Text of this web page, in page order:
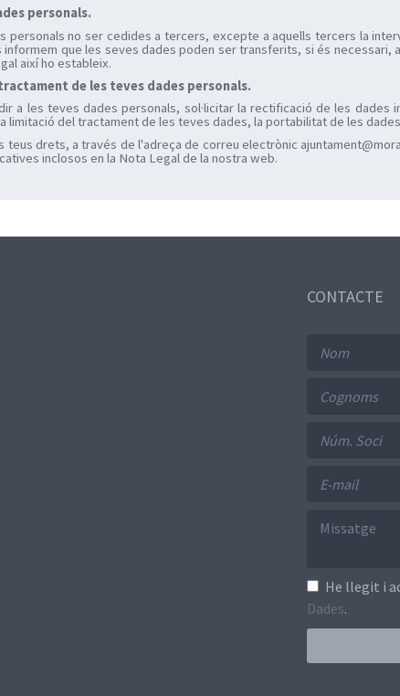
personals.
personals no ser cedides a tercers, excepte a aquells tercers la
informem que les seves dades poden ser transferits, si és
així ho estableix.
de les teves dades personals.
a les teves dades personals, sol·licitar la rectificació de les dades
limitació del tractament de les teves dades, la portabilitat de les
teus drets, a través de l'adreça de correu electrònic
inclosos en la Nota Legal de la nostra web.
CONTACTE
He llegit i
Dades.